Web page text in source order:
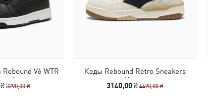
V6 WTR
3290,00 ₴
Кеды Rebound Retro Sneakers
Unisex
3140,00 ₴4490,00 ₴